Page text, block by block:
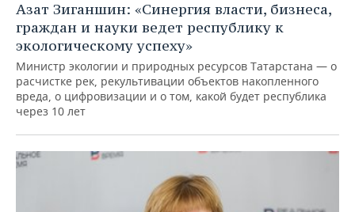
Азат Зиганшин: «Синергия власти, бизнеса,
граждан и науки ведет республику к
экологическому успеху»
Министр экологии и природных ресурсов Татарстана — о
расчистке рек, рекультивации объектов накопленного
вреда, о цифровизации и о том, какой будет республика
через 10 лет